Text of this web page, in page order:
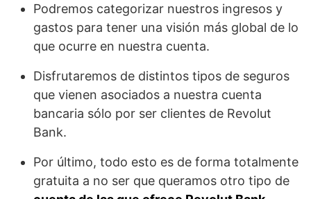
Podremos categorizar nuestros ingresos y
gastos para tener una visión más global de lo
que ocurre en nuestra cuenta.
Disfrutaremos de distintos tipos de seguros
que vienen asociados a nuestra cuenta
bancaria sólo por ser clientes de Revolut
Bank.
Por último, todo esto es de forma totalmente
gratuita a no ser que queramos otro tipo de